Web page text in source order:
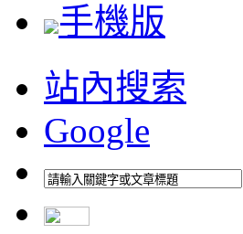
手機版
站內搜索
Google